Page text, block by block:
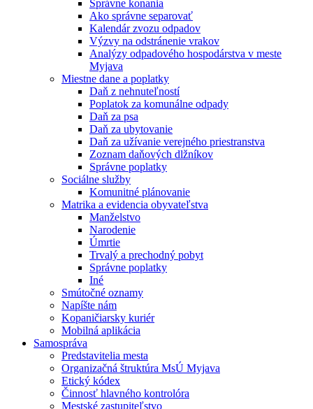
Správne konania
Ako správne separovať
Kalendár zvozu odpadov
Výzvy na odstránenie vrakov
Analýzy odpadového hospodárstva v meste
Myjava
Miestne dane a poplatky
Daň z nehnuteľností
Poplatok za komunálne odpady
Daň za psa
Daň za ubytovanie
Daň za užívanie verejného priestranstva
Zoznam daňových dlžníkov
Správne poplatky
Sociálne služby
Komunitné plánovanie
Matrika a evidencia obyvateľstva
Manželstvo
Narodenie
Úmrtie
Trvalý a prechodný pobyt
Správne poplatky
Iné
Smútočné oznamy
Napíšte nám
Kopaničiarsky kuriér
Mobilná aplikácia
Samospráva
Predstavitelia mesta
Organizačná štruktúra MsÚ Myjava
Etický kódex
Činnosť hlavného kontrolóra
Mestské zastupiteľstvo